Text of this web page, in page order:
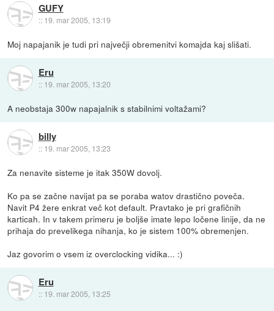
GUFY
:: 19. mar 2005, 13:19
Moj napajanik je tudi pri največji obremenitvi komajda kaj slišati.
Eru
:: 19. mar 2005, 13:20
A neobstaja 300w napajalnik s stabilnimi voltažami?
billy
:: 19. mar 2005, 13:23
Za nenavite sisteme je itak 350W dovolj.
Ko pa se začne navijat pa se poraba watov drastično poveča.
Navit P4 žere enkrat več kot default. Pravtako je pri grafičnih
karticah. In v takem primeru je boljše imate lepo ločene linije, da ne
prihaja do prevelikega nihanja, ko je sistem 100% obremenjen.
Jaz govorim o vsem iz overclocking vidika... :)
Eru
:: 19. mar 2005, 13:25